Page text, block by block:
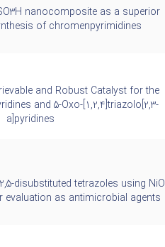
nanocomposite as a superior
of chromenpyrimidines
and Robust Catalyst for the
and 5-Oxo-[1,2,4]triazolo[2,3-
a]pyridines
disubstituted tetrazoles using NiO
evaluation as antimicrobial agents